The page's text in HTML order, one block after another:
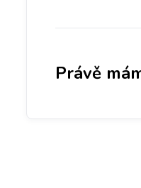
Právě